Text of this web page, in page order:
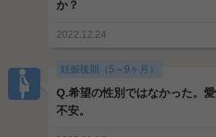
か？
2022.12.24
妊娠後期（5～9ヶ月）
Q.希望の性別ではなかった。
不安。